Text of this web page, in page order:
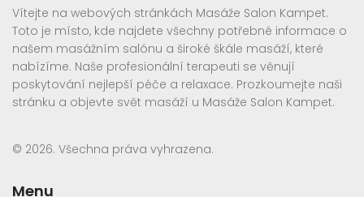
Vítejte na webových stránkách Masáže Salon Kampet.
Toto je místo, kde najdete všechny potřebné informace o
našem masážním salónu a široké škále masáží, které
nabízíme. Naše profesionální terapeuti se věnují
poskytování nejlepší péče a relaxace. Prozkoumejte naši
stránku a objevte svět masáží u Masáže Salon Kampet.
© 2026. Všechna práva vyhrazena.
Menu